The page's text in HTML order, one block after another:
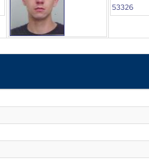
53326